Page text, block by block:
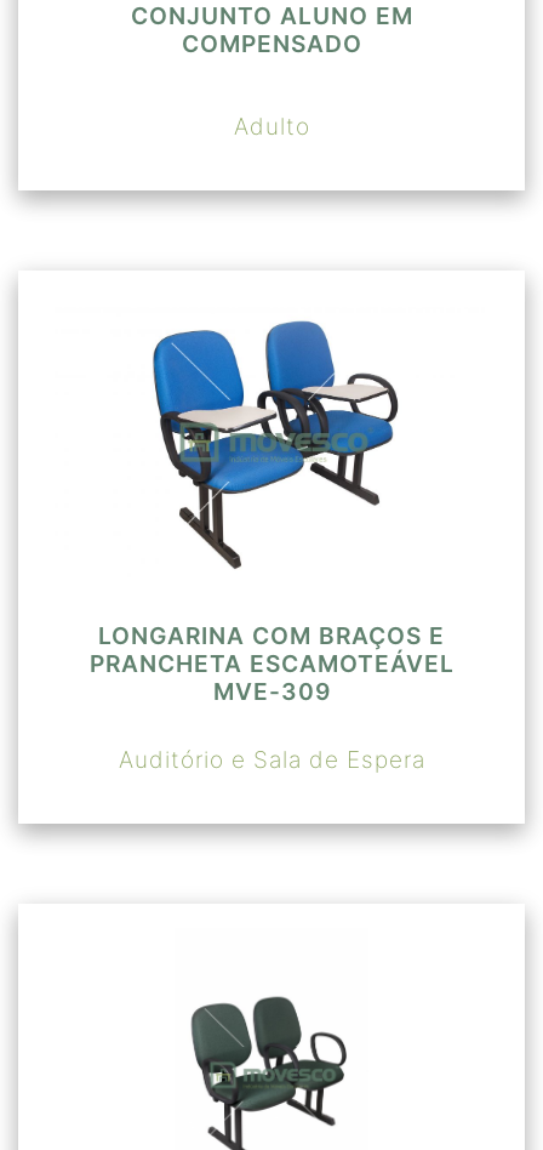
CONJUNTO ALUNO EM
COMPENSADO
Adulto
LONGARINA COM BRAÇOS E
PRANCHETA ESCAMOTEÁVEL
MVE-309
Auditório e Sala de Espera